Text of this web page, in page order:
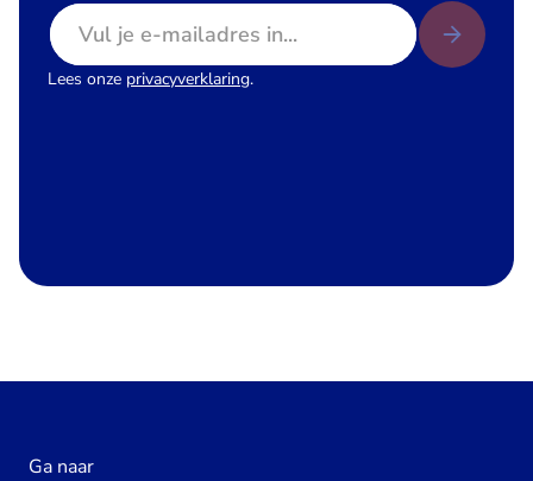
E-mailadres
Lees onze privacyverklaring.
Ga naar